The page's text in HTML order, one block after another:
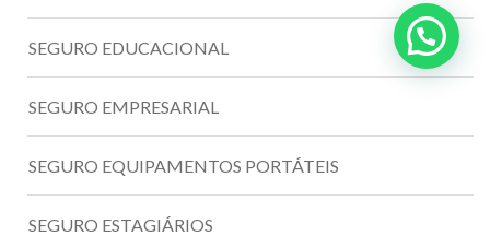
SEGURO EDUCACIONAL
SEGURO EMPRESARIAL
SEGURO EQUIPAMENTOS PORTÁTEIS
SEGURO ESTAGIÁRIOS